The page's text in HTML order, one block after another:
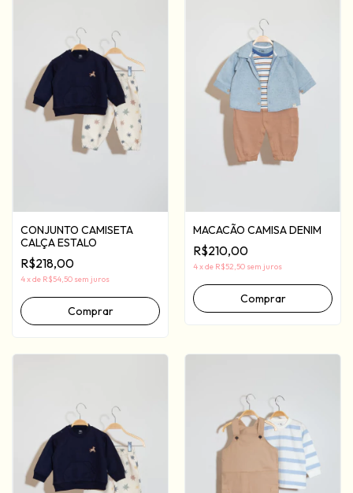
CONJUNTO CAMISETA
CALÇA ESTALO
R$218,00
4xde R$54,50 sem juros
Comprar
MACACÃO CAMISA DENIM
R$210,00
4xde R$52,50 sem juros
Comprar